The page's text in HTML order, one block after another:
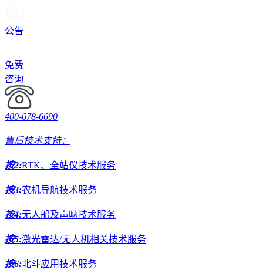
公告
免费
咨询
400-678-6690
售后技术支持：
按2:RTK、全站仪技术服务
按3:农机导航技术服务
按4:无人船及声呐技术服务
按5:激光雷达/无人机相关技术服务
按6:北斗应用技术服务